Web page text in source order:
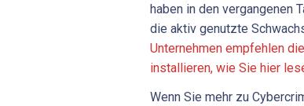
haben in den vergangenen
die aktiv genutzte
Unternehmen empfehlen
installieren, wie Sie hier
Wenn Sie mehr zu